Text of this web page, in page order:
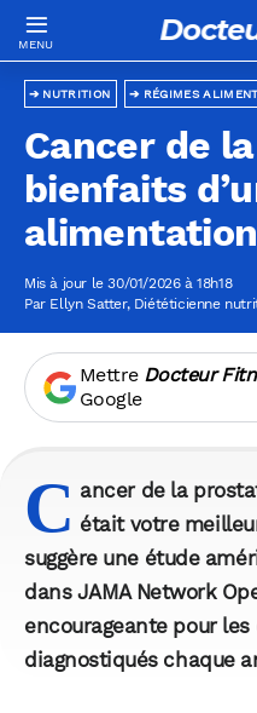
RÉGIMES
NUTRITION
Cancer de
bienfaits
Mis à jour le 30/01/2026 à 18h18
Par Ellyn Satter, Diététicienne
Mettre Docteur
Google
C ancer de la
était votre
suggère une étude
dans JAMA Network
encourageante pour
diagnostiqués chaque